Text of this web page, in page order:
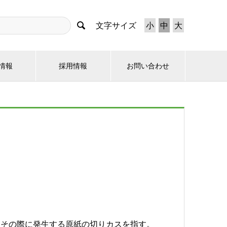
 文字サイズ 小 中 大
報 採用情報 お問い合わせ
際に発生する原紙の切りカスを指す。